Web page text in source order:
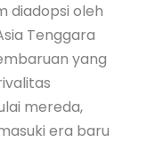
diadopsi oleh
Tenggara
yang
mereda,
era baru